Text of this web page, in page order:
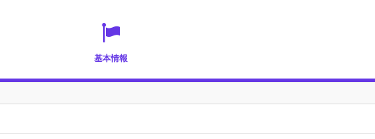
基本情報